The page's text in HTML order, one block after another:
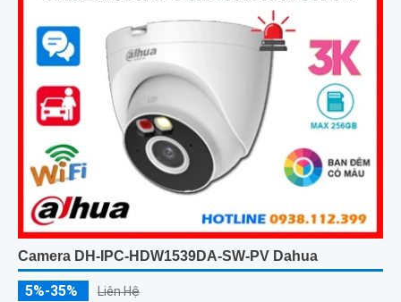
Camera DH-IPC-HDW1539DA-SW-PV Dahua
5%-35% Liên Hệ